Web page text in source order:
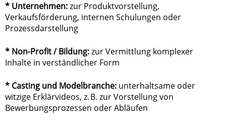
* Unternehmen:zur Produktvorstellung,
Verkaufsförderung, internen Schulungen oder
Prozessdarstellung
* Non-Profit / Bildung:zur Vermittlung komplexer
Inhalte in verständlicher Form
* Casting und Modelbranche: unterhaltsame oder
witzige Erklärvideos, z. B. zur Vorstellung von
Bewerbungsprozessen oder Abläufen